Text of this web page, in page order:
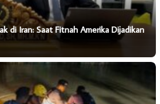
di Iran: Saat Fitnah Amerika Dijadikan